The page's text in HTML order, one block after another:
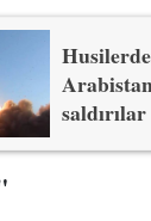
saldırılar